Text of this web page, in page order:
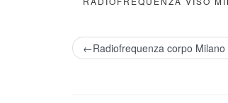
←Radiofrequenza corpo Milano